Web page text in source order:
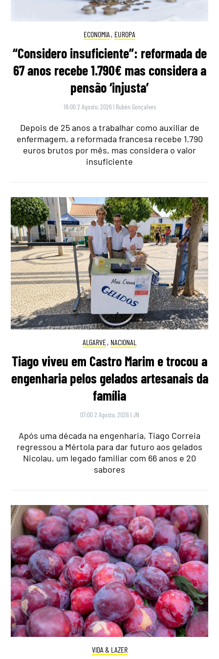
ECONOMIA , EUROPA
“Considero insuficiente”: reformada de
67 anos recebe 1.790€ mas considera a
pensão ‘injusta’
18:00 2 Agosto, 2026 | Rubén Gonçalves
Depois de 25 anos a trabalhar como auxiliar de
enfermagem, a reformada francesa recebe 1.790
euros brutos por mês, mas considera o valor
insuficiente
ALGARVE, NACIONAL
Tiago viveu em Castro Marim e trocou a
engenharia pelos gelados artesanais da
família
07:00 2 Agosto, 2026 |JN
Após uma década na engenharia, Tiago Correia
regressou a Mértola para dar futuro aos gelados
Nicolau, um legado familiar com 66 anos e 20
sabores
VIDA & LAZER